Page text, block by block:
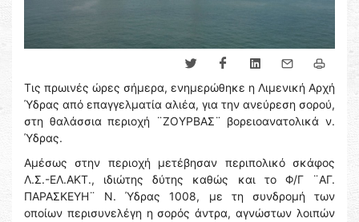
Τις πρωινές ώρες σήμερα, ενημερώθηκε η Λιμενική Αρχή
Ύδρας από επαγγελματία αλιέα, για την ανεύρεση σορού,
στη θαλάσσια περιοχή ¨ΖΟΥΡΒΑΣ¨ βορειοανατολικά ν.
Ύδρας.
Αμέσως στην περιοχή μετέβησαν περιπολικό σκάφος
Λ.Σ.-ΕΛ.ΑΚΤ., ιδιώτης δύτης καθώς και το Φ/Γ ¨ΑΓ.
ΠΑΡΑΣΚΕΥΗ¨ Ν. Ύδρας 1008, με τη συνδρομή των
οποίων περισυνελέγη η σορός άντρα, αγνώστων λοιπών